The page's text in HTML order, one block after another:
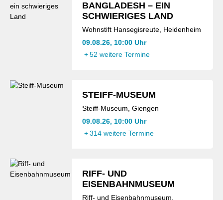
BANGLADESH – EIN
SCHWIERIGES LAND
Wohnstift Hansegisreute, Heidenheim
09.08.26, 10:00 Uhr
+ 52 weitere Termine
STEIFF-MUSEUM
Steiff-Museum, Giengen
09.08.26, 10:00 Uhr
+ 314 weitere Termine
RIFF- UND
EISENBAHNMUSEUM
Riff- und Eisenbahnmuseum,